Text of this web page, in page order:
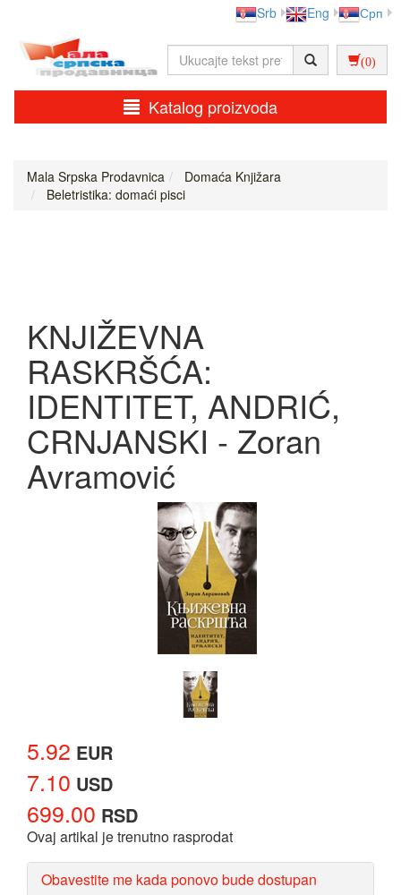
Srb Eng Срп
(0)
Katalog proizvoda
Mala Srpska Prodavnica
Domaća Knjižara
Beletristika: domaći pisci
KNJIŽEVNA
RASKRŠĆA:
IDENTITET, ANDRIĆ,
CRNJANSKI - Zoran
Avramović
5.92 EUR
7.10 USD
699.00 RSD
Ovaj artikal je trenutno rasprodat
Obavestite me kada ponovo bude dostupan